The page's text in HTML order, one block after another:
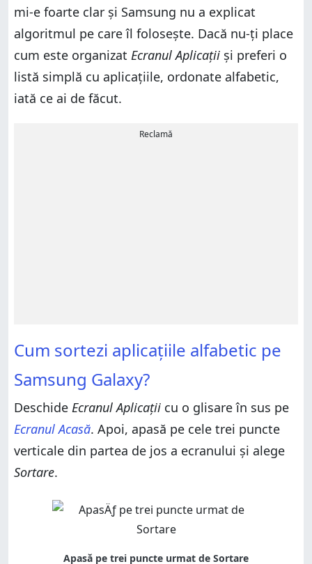
mi-e foarte clar și Samsung nu a explicat
algoritmul pe care îl folosește. Dacă nu-ți place
cum este organizat Ecranul Aplicații și preferi o
listă simplă cu aplicațiile, ordonate alfabetic,
iată ce ai de făcut.
Reclamă
Cum sortezi aplicațiile alfabetic pe
Samsung Galaxy?
Deschide Ecranul Aplicații cu o glisare în sus pe
Ecranul Acasă. Apoi, apasă pe cele trei puncte
verticale din partea de jos a ecranului și alege
Sortare.